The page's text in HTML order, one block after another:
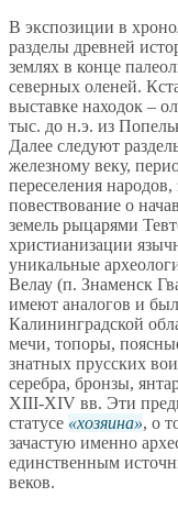
В экспозиции в
разделы древней
землях в конце
северных оленей.
выставке находок –
тыс. до н.э. из
Далее следуют
железному веку,
переселения
повествование о
земель рыцарями
христианизации
уникальные
Велау (п. Знаменск
имеют аналогов и
Калининградской
мечи, топоры,
знатных прусских
серебра, бронзы,
XIII-XIV вв. Эти
статусе
хозяина , о
зачастую именно
единственным
веков.